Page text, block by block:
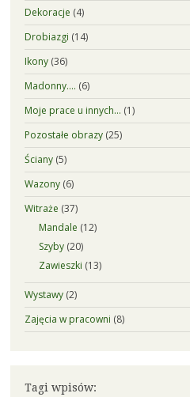
Dekoracje (4)
Drobiazgi (14)
Ikony(36)
Madonny…. (6)
Moje prace u innych… (1)
Pozostałe obrazy(25)
Ściany(5)
Wazony(6)
Witraże (37)
Mandale (12)
Szyby(20)
Zawieszki (13)
Wystawy(2)
Zajęcia w pracowni (8)
Tagi wpisów: